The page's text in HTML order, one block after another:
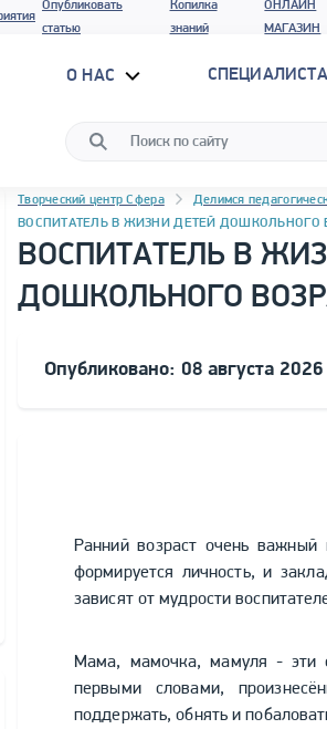
Опубликовать
статью
Копилка
знаний
ОНЛАЙН
МАГАЗИН
О НАС
Навигация
Программа материала
Творческий центр Сфера
Делимся
ВОСПИТАТЕЛЬ В ЖИЗНИ ДЕТЕЙ ДОШКОЛЬНОГО
ВОСПИТАТЕЛЬ В
ДОШКОЛЬНОГО
Опубликовано: 08 августа
Ранний возраст очень
формируется личность, и
зависят от мудрости
Мама, мамочка, мамуля - эти
первыми словами,
поддержать, обнять и